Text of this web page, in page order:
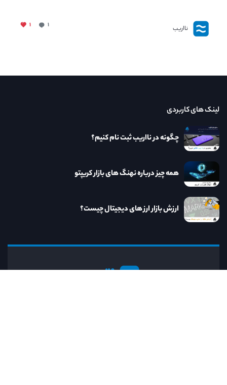
نااریب ۱ ۱
نااریب
لینک های کاربردی
چگونه در نااریب ثبت نام کنیم؟
همه چیز درباره نهنگ های بازار کریپتو
ارزش بازار ارز های دیجیتال چیست؟